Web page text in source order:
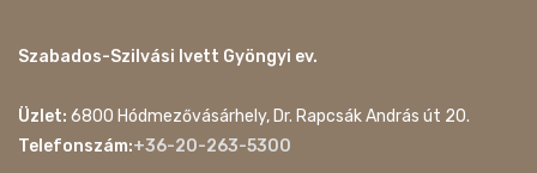
Szabados-Szilvási Ivett Gyöngyi ev.
Üzlet: 6800 Hódmezővásárhely, Dr. Rapcsák András út 20.
Telefonszám:+36-20-263-5300